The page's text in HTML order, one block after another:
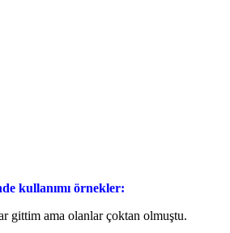
kullanımı örnekler:
gittim ama olanlar çoktan olmuştu.